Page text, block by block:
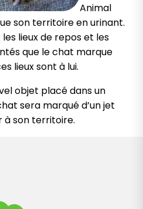
Animal
son territoire en urinant.
lieux de repos et les
que le chat marque
lieux sont à lui.
objet placé dans un
sera marqué d’un jet
à son territoire.